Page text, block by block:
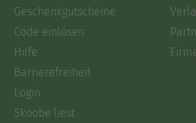
Geschenkgutscheine
Code einlösen
Hilfe
Barrierefreiheit
Login
Skoobe liest